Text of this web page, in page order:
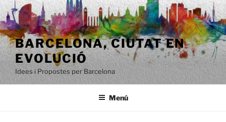
Saltar
al
contenido
BARCELONA, ​​CIUTAT EN
EVOLUCIÓ
Idees i Propostes per Barcelona
Menú